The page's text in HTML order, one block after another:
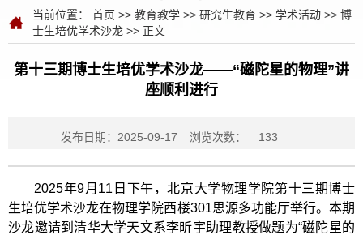
当前位置： 首页 >> 教育教学 >> 研究生教育 >> 学术活动 >> 博
士生培优学术沙龙 >> 正文
第十三期博士生培优学术沙龙——“磁陀星的物理”讲
座顺利进行
发布日期：2025-09-17 浏览次数： 133
2025年9月11日下午，北京大学物理学院第十三期博士
生培优学术沙龙在物理学院西楼301思源多功能厅举行。本期
沙龙邀请到清华大学天文系李昕宇助理教授做题为“磁陀星的